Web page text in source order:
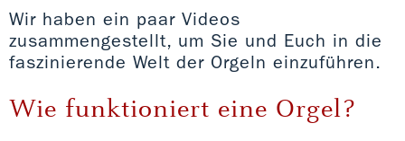
Wir haben ein paar Videos
zusammengestellt, um Sie und Euch in die
faszinierende Welt der Orgeln einzuführen.
Wie funktioniert eine Orgel?